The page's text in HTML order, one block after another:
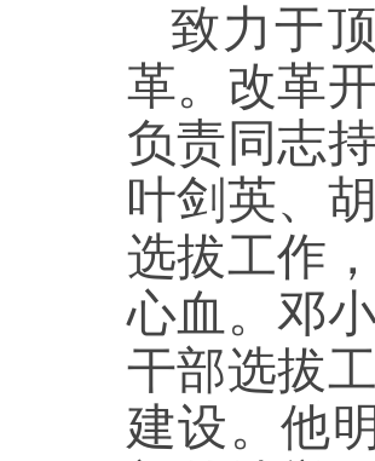
致力于
革。改革
负责同志
叶剑英、
选拔工作
心血。邓
干部选拔
建设。他